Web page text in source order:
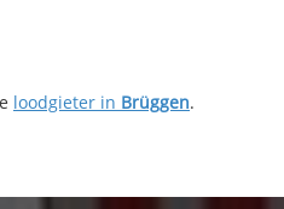
loodgieter in Brüggen.